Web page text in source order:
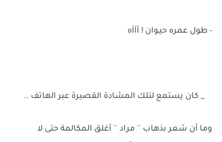
- طول عمره حيـوان ! آآآه
_ كان يستمع لتلك المشادة القصيرة عبر الهاتف ..
وما أن شعر بذهاب '' مراد '' أغلق المكالمة حتى لا